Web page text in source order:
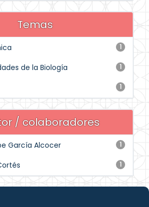
Temas
1
1
de la Biología
1
/ colaboradores
1
García Alcocer
1